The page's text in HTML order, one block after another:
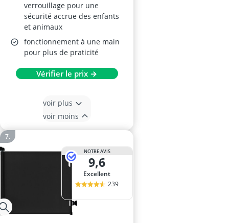
verrouillage pour une
sécurité accrue des enfants
et animaux
fonctionnement à une main
pour plus de praticité
Vérifier le prix →
voir plus
voir moins
NOTRE AVIS
9,6
Excellent
239